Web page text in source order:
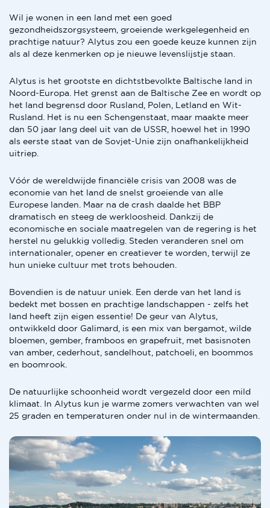
Wil je wonen in een land met een goed
gezondheidszorgsysteem, groeiende werkgelegenheid en
prachtige natuur? Alytus zou een goede keuze kunnen zijn
als al deze kenmerken op je nieuwe levenslijstje staan.
Alytus is het grootste en dichtstbevolkte Baltische land in
Noord-Europa. Het grenst aan de Baltische Zee en wordt op
het land begrensd door Rusland, Polen, Letland en Wit-
Rusland. Het is nu een Schengenstaat, maar maakte meer
dan 50 jaar lang deel uit van de USSR, hoewel het in 1990
als eerste staat van de Sovjet-Unie zijn onafhankelijkheid
uitriep.
Vóór de wereldwijde financiële crisis van 2008 was de
economie van het land de snelst groeiende van alle
Europese landen. Maar na de crash daalde het BBP
dramatisch en steeg de werkloosheid. Dankzij de
economische en sociale maatregelen van de regering is het
herstel nu gelukkig volledig. Steden veranderen snel om
internationaler, opener en creatiever te worden, terwijl ze
hun unieke cultuur met trots behouden.
Bovendien is de natuur uniek. Een derde van het land is
bedekt met bossen en prachtige landschappen - zelfs het
land heeft zijn eigen essentie! De geur van Alytus,
ontwikkeld door Galimard, is een mix van bergamot, wilde
bloemen, gember, framboos en grapefruit, met basisnoten
van amber, cederhout, sandelhout, patchoeli, en boommos
en boomrook.
De natuurlijke schoonheid wordt vergezeld door een mild
klimaat. In Alytus kun je warme zomers verwachten van wel
25 graden en temperaturen onder nul in de wintermaanden.